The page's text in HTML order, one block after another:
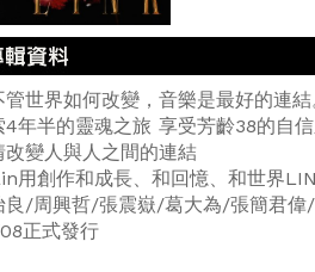
管世界如何改變，音樂是最好的連
4年半的靈魂之旅 享受芳齡38的自
改變人與人之間的連結
用創作和成長、和回憶、和世界
良/周興哲/張震嶽/葛大為/張簡君偉
正式發行